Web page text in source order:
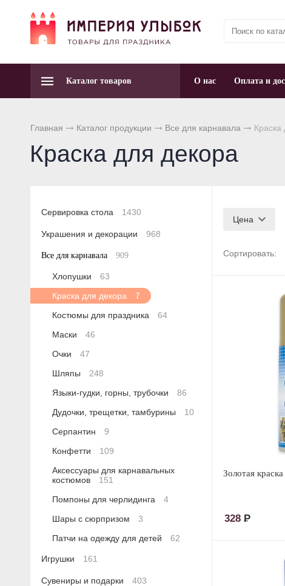
Каталог товаров О нас Оплата и
Главная Каталог продукции Все для карнавала Краска
Краска для декора
Цена
Сортировать:
Золотая
328 Р
Сервировка стола 1430
Украшения и декорации 968
Все для карнавала 909
Хлопушки
63
Краска для декора
7
Костюмы для праздника
64
Маски
46
Очки
47
Шляпы
248
Языки-гудки, горны, трубочки
86
Дудочки, трещетки, тамбурины
10
Серпантин
9
Конфетти
109
Аксессуары для карнавальных
костюмов
151
Помпоны для черлидинга
4
Шары с сюрпризом
3
Патчи на одежду для детей
62
Игрушки 161
Сувениры и подарки 403